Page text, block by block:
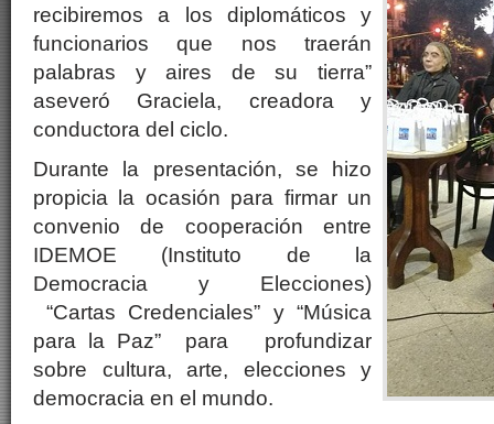
recibiremos a los diplomáticos y
funcionarios que nos traerán
palabras y aires de su tierra”
aseveró Graciela, creadora y
conductora del ciclo.
Durante la presentación, se hizo
propicia la ocasión para firmar un
convenio de cooperación entre
IDEMOE (Instituto de la
Democracia y Elecciones)
“Cartas Credenciales” y “Música
para la Paz” para profundizar
sobre cultura, arte, elecciones y
democracia en el mundo.